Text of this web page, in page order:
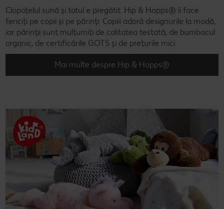
Clopoțelul sună și totul e pregătit. Hip & Hopps® îi face
fericiți pe copii și pe părinți. Copiii adoră designurile la modă,
iar părinții sunt mulțumiți de calitatea testată, de bumbacul
organic, de certificările GOTS și de prețurile mici.
Mai multe despre Hip & Hopps®